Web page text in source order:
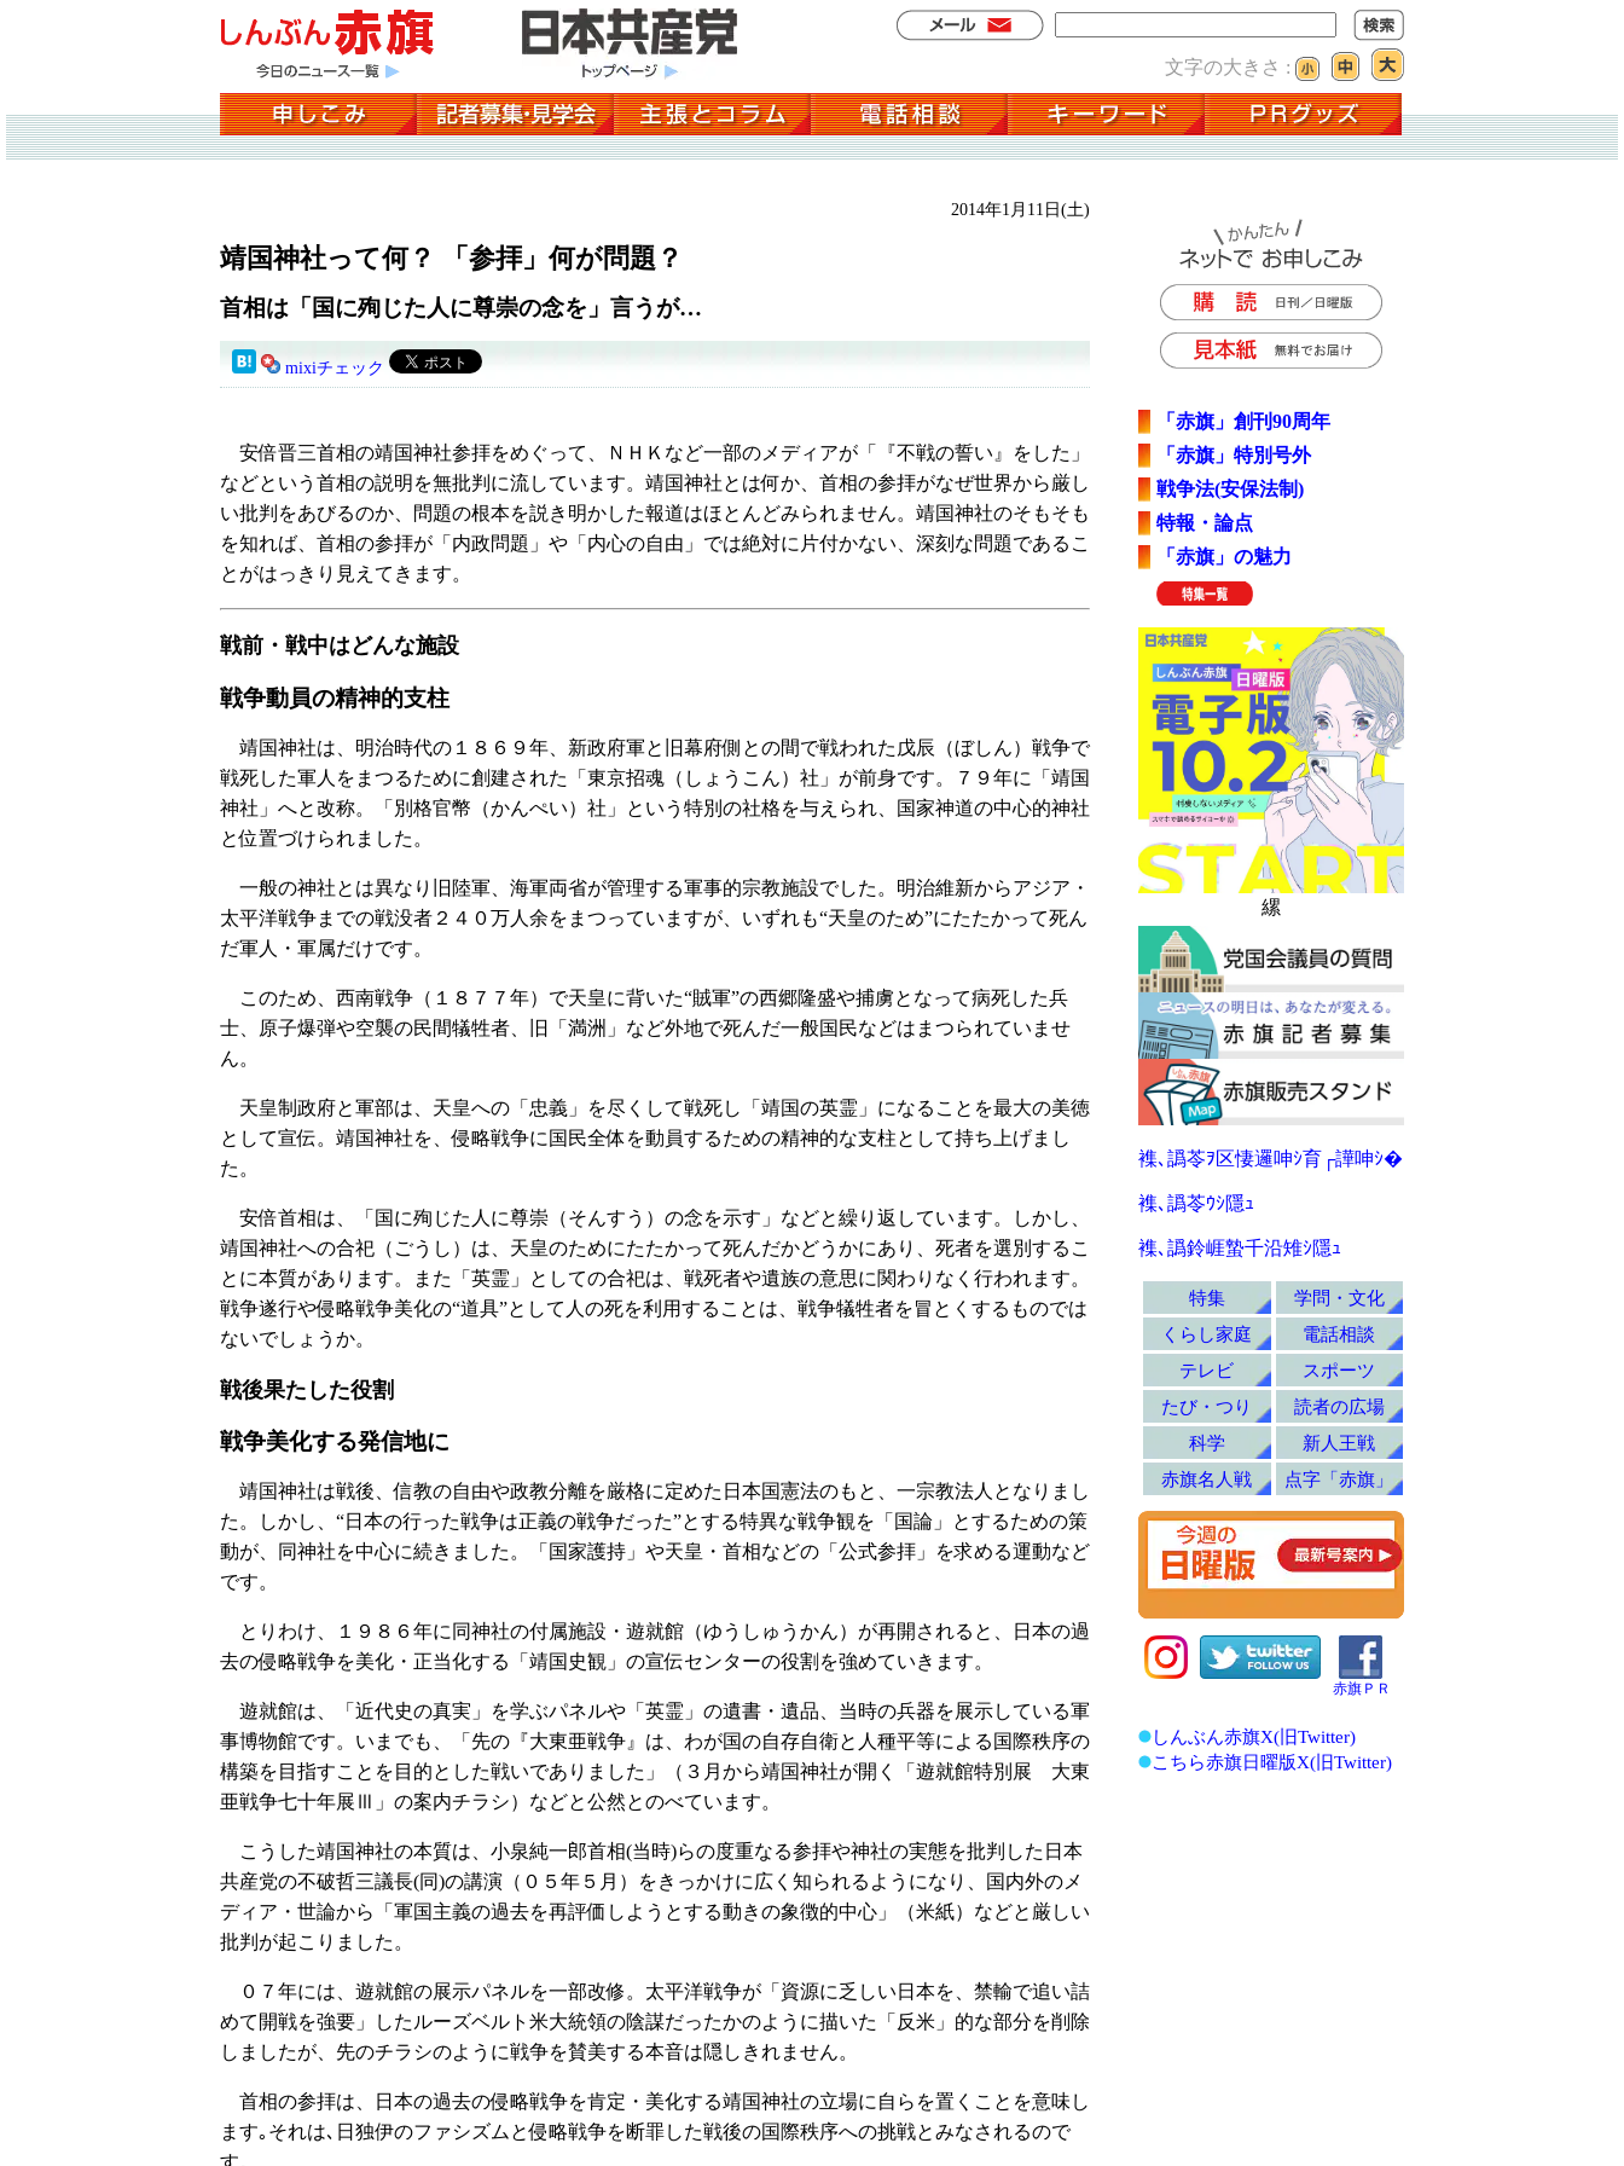
文字の大きさ :
2014年1月11日(土)
靖国神社って何？ 「参拝」何が問題？
首相は「国に殉じた人に尊崇の念を」言うが…
mixiチェック
安倍晋三首相の靖国神社参拝をめぐって、ＮＨＫなど一部のメディアが「『不戦の誓い』をした」
などという首相の説明を無批判に流しています。靖国神社とは何か、首相の参拝がなぜ世界から厳し
い批判をあびるのか、問題の根本を説き明かした報道はほとんどみられません。靖国神社のそもそも
を知れば、首相の参拝が「内政問題」や「内心の自由」では絶対に片付かない、深刻な問題であるこ
とがはっきり見えてきます。
戦前・戦中はどんな施設
戦争動員の精神的支柱
靖国神社は、明治時代の１８６９年、新政府軍と旧幕府側との間で戦われた戊辰（ぼしん）戦争で
戦死した軍人をまつるために創建された「東京招魂（しょうこん）社」が前身です。７９年に「靖国
神社」へと改称。「別格官幣（かんぺい）社」という特別の社格を与えられ、国家神道の中心的神社
と位置づけられました。
一般の神社とは異なり旧陸軍、海軍両省が管理する軍事的宗教施設でした。明治維新からアジア・
太平洋戦争までの戦没者２４０万人余をまつっていますが、いずれも“天皇のため”にたたかって死ん
だ軍人・軍属だけです。
このため、西南戦争（１８７７年）で天皇に背いた“賊軍”の西郷隆盛や捕虜となって病死した兵
士、原子爆弾や空襲の民間犠牲者、旧「満洲」など外地で死んだ一般国民などはまつられていませ
ん。
天皇制政府と軍部は、天皇への「忠義」を尽くして戦死し「靖国の英霊」になることを最大の美徳
として宣伝。靖国神社を、侵略戦争に国民全体を動員するための精神的な支柱として持ち上げまし
た。
安倍首相は、「国に殉じた人に尊崇（そんすう）の念を示す」などと繰り返しています。しかし、
靖国神社への合祀（ごうし）は、天皇のためにたたかって死んだかどうかにあり、死者を選別するこ
とに本質があります。また「英霊」としての合祀は、戦死者や遺族の意思に関わりなく行われます。
戦争遂行や侵略戦争美化の“道具”として人の死を利用することは、戦争犠牲者を冒とくするものでは
ないでしょうか。
戦後果たした役割
戦争美化する発信地に
靖国神社は戦後、信教の自由や政教分離を厳格に定めた日本国憲法のもと、一宗教法人となりまし
た。しかし、“日本の行った戦争は正義の戦争だった”とする特異な戦争観を「国論」とするための策
動が、同神社を中心に続きました。「国家護持」や天皇・首相などの「公式参拝」を求める運動など
です。
とりわけ、１９８６年に同神社の付属施設・遊就館（ゆうしゅうかん）が再開されると、日本の過
去の侵略戦争を美化・正当化する「靖国史観」の宣伝センターの役割を強めていきます。
遊就館は、「近代史の真実」を学ぶパネルや「英霊」の遺書・遺品、当時の兵器を展示している軍
事博物館です。いまでも、「先の『大東亜戦争』は、わが国の自存自衛と人種平等による国際秩序の
構築を目指すことを目的とした戦いでありました」（３月から靖国神社が開く「遊就館特別展 大東
亜戦争七十年展Ⅲ」の案内チラシ）などと公然とのべています。
こうした靖国神社の本質は、小泉純一郎首相(当時)らの度重なる参拝や神社の実態を批判した日本
共産党の不破哲三議長(同)の講演（０５年５月）をきっかけに広く知られるようになり、国内外のメ
ディア・世論から「軍国主義の過去を再評価しようとする動きの象徴的中心」（米紙）などと厳しい
批判が起こりました。
０７年には、遊就館の展示パネルを一部改修。太平洋戦争が「資源に乏しい日本を、禁輸で追い詰
めて開戦を強要」したルーズベルト米大統領の陰謀だったかのように描いた「反米」的な部分を削除
しましたが、先のチラシのように戦争を賛美する本音は隠しきれません。
首相の参拝は、日本の過去の侵略戦争を肯定・美化する靖国神社の立場に自らを置くことを意味し
ます｡それは､日独伊のファシズムと侵略戦争を断罪した戦後の国際秩序への挑戦とみなされるので
「赤旗」創刊90周年
「赤旗」特別号外
戦争法(安保法制)
特報・論点
「赤旗」の魅力
縲
襍､譌苓ｦ区悽邏呻ｼ育┌譁呻ｼ�
襍､譌苓ｳｼ隱ｭ
襍､譌鈴崕蟄千沿雉ｼ隱ｭ
特集
学問・文化
くらし家庭
電話相談
テレビ
スポーツ
たび・つり
読者の広場
科学
新人王戦
赤旗名人戦
点字「赤旗」
赤旗ＰＲ
しんぶん赤旗X(旧Twitter)
こちら赤旗日曜版X(旧Twitter)